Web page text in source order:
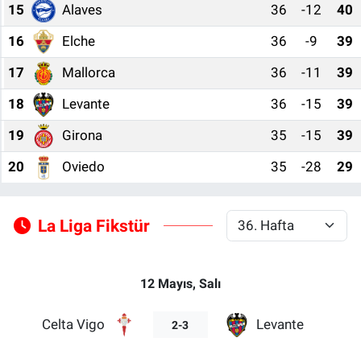
15
Alaves 36 -12
40
16
Elche 36 -9
39
17
Mallorca 36 -11
39
18
Levante 36 -15
39
19
Girona 35 -15
39
20
Oviedo 35 -28 29
La Liga Fikstür
12 Mayıs, Salı
Celta Vigo 2-3 Levante